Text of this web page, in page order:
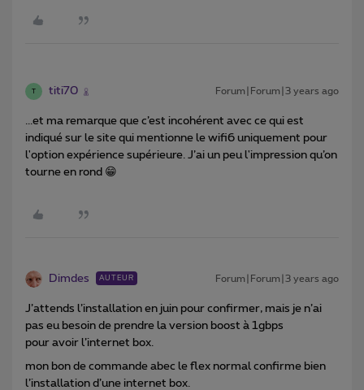
T titi70 Forum|Forum|3 years ago
...et ma remarque que c’est incohérent avec ce qui est
indiqué sur le site qui mentionne le wifi6 uniquement pour
l'option expérience supérieure. J’ai un peu l'impression qu’on
tourne en rond 😁
Dimdes AUTEUR Forum|Forum|3 years ago
J’attends l’installation en juin pour confirmer, mais je n’ai
pas eu besoin de prendre la version boost à 1gbps
pour avoir l’internet box.
mon bon de commande abec le flex normal confirme bien
l’installation d’une internet box.